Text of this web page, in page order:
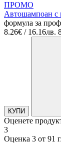
ПРОМО
Автошампоан с
формула за
8.26€ / 16.16лв.
КУПИ
Оценете
3
Оценка 3 от 91